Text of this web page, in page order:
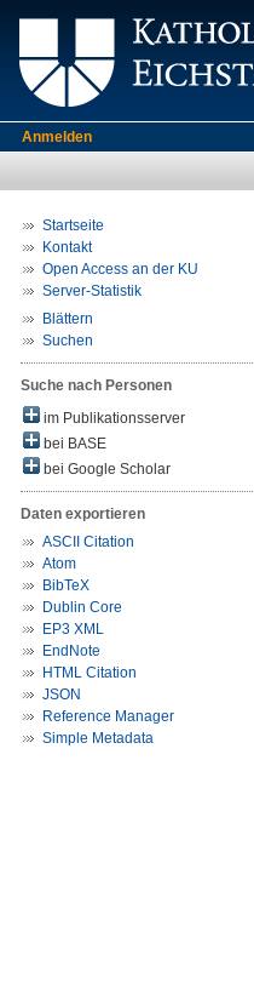
Anmelden
Startseite
Kontakt
Open Access an der KU
Server-Statistik
Blättern
Suchen
Suche nach Personen
im Publikationsserver
bei BASE
bei Google Scholar
Daten exportieren
ASCII Citation
Atom
BibTeX
Dublin Core
EP3 XML
EndNote
HTML Citation
JSON
Reference Manager
Simple Metadata